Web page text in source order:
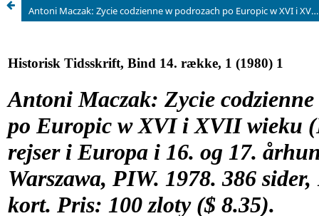
Antoni Maczak: Zycie codzienne w podrozach po Europic w XVI i XVII wieku (Dagligt liv på rejser i Europa i 16. og 17. århundrede). Warszawa, PIW. 1978. 386 sider, 120 tavler, 2 kort. Pris: 100 zloty ($ 8.35).